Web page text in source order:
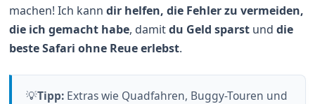
machen! Ich kanndir helfen, die Fehler zu vermeiden,
die ich gemacht habe, damitdu Geld sparst unddie
beste Safari ohne Reue erlebst.
💡Tipp: Extras wie Quadfahren, Buggy-Touren und